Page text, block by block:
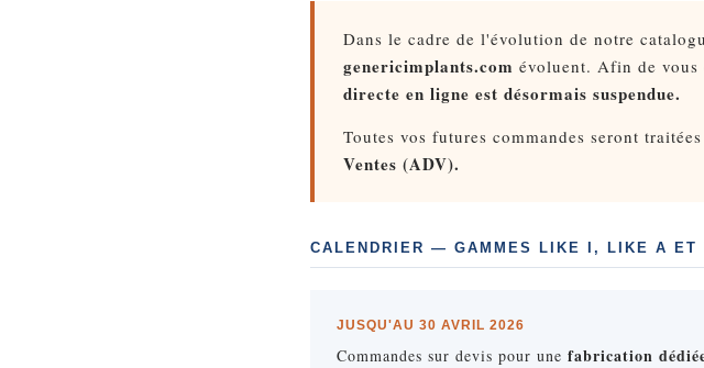
Dans le cadre de l'évolution de notre
genericimplants.com évoluent. Afin de vous
directe en ligne est désormais suspendue.
Toutes vos futures commandes seront
Ventes (ADV).
CALENDRIER — GAMMES LIKE I, LIKE A ET
JUSQU'AU 30 AVRIL 2026
Commandes sur devis pour une fabrication